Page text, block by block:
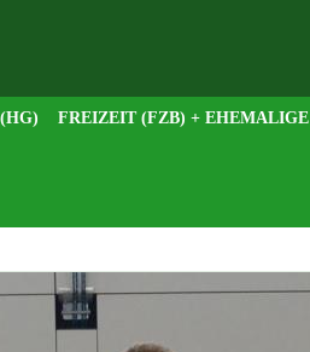
FREIZEIT (FZB) + EHEMALIGE